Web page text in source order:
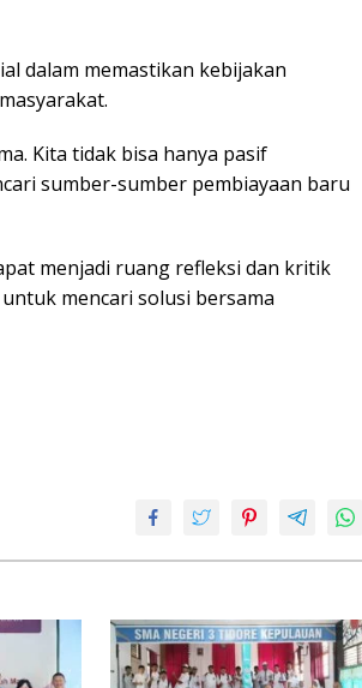
dalam memastikan kebijakan
Kita tidak bisa hanya pasif
sumber-sumber pembiayaan baru
menjadi ruang refleksi dan kritik
mencari solusi bersama